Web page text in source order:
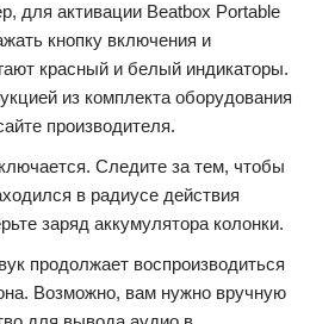
для активации Beatbox Portable
кнопку включения и
красный и белый индикаторы.
из комплекта оборудования
производителя.
Следите за тем, чтобы
в радиусе действия
заряд аккумулятора колонки.
продолжает воспроизводиться
Возможно, вам нужно вручную